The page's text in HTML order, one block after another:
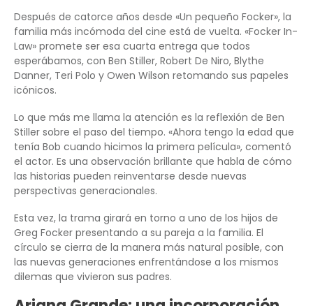
Después de catorce años desde «Un pequeño Focker», la
familia más incómoda del cine está de vuelta. «Focker In-
Law» promete ser esa cuarta entrega que todos
esperábamos, con Ben Stiller, Robert De Niro, Blythe
Danner, Teri Polo y Owen Wilson retomando sus papeles
icónicos.
Lo que más me llama la atención es la reflexión de Ben
Stiller sobre el paso del tiempo. «Ahora tengo la edad que
tenía Bob cuando hicimos la primera película», comentó
el actor. Es una observación brillante que habla de cómo
las historias pueden reinventarse desde nuevas
perspectivas generacionales.
Esta vez, la trama girará en torno a uno de los hijos de
Greg Focker presentando a su pareja a la familia. El
círculo se cierra de la manera más natural posible, con
las nuevas generaciones enfrentándose a los mismos
dilemas que vivieron sus padres.